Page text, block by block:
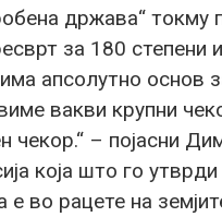
држава“ токму
за 180 степени
апсолутно основ
вакви крупни
чекор.“ – појасни
која што го утврди
во рацете на